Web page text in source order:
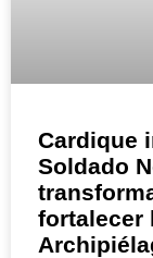
Cardique
Soldado
fortalecer